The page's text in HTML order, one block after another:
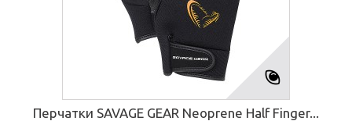
Перчатки SAVAGE GEAR Neoprene Half Finger...